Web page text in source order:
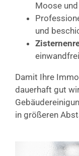
Moose
und
Damit Ihre
dauerhaft gut
in größeren